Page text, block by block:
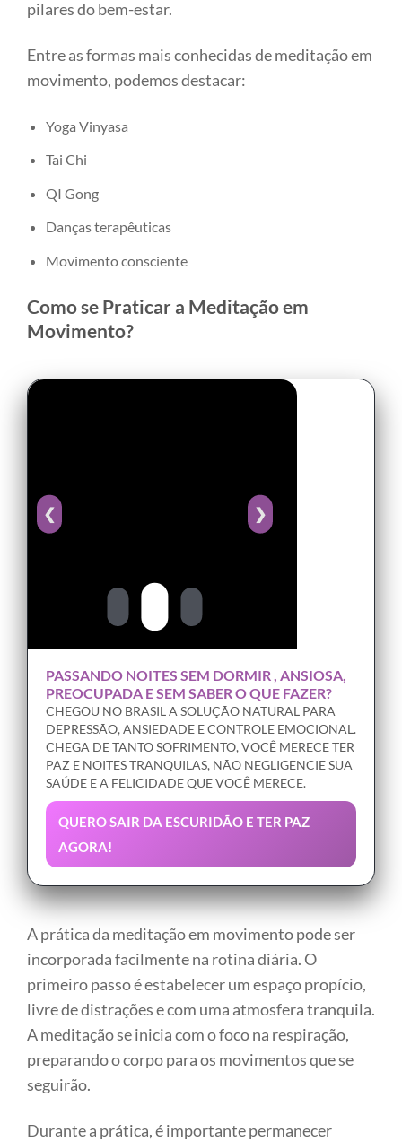
pilares do bem-estar.
Entre as formas mais conhecidas de meditação em
movimento, podemos destacar:
Yoga Vinyasa
Tai Chi
QI Gong
Danças terapêuticas
Movimento consciente
Como se Praticar a Meditação em
Movimento?
❮ ❯
PASSANDO NOITES SEM DORMIR , ANSIOSA,
PREOCUPADA E SEM SABER O QUE FAZER?
CHEGOU NO BRASIL A SOLUÇÃO NATURAL PARA
DEPRESSÃO, ANSIEDADE E CONTROLE EMOCIONAL.
CHEGA DE TANTO SOFRIMENTO, VOCÊ MERECE TER
PAZ E NOITES TRANQUILAS, NÃO NEGLIGENCIE SUA
SAÚDE E A FELICIDADE QUE VOCÊ MERECE.
QUERO SAIR DA ESCURIDÃO E TER PAZ
AGORA!
A prática da meditação em movimento pode ser
incorporada facilmente na rotina diária. O
primeiro passo é estabelecer um espaço propício,
livre de distrações e com uma atmosfera tranquila.
A meditação se inicia com o foco na respiração,
preparando o corpo para os movimentos que se
seguirão.
Durante a prática, é importante permanecer